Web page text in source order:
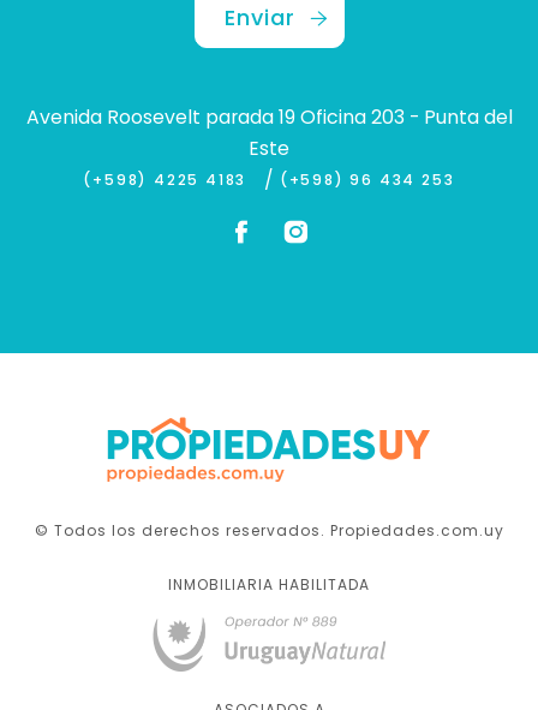
Enviar
Avenida Roosevelt parada 19 Oficina 203 - Punta del
Este
(+598) 4225 4183 / (+598) 96 434 253
© Todos los derechos reservados. Propiedades.com.uy
INMOBILIARIA HABILITADA